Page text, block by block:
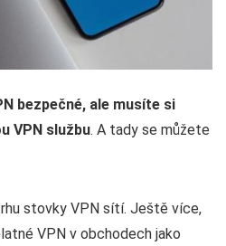
bezpečné, ale musíte si
VPN službu. A tady se můžete
stovky VPN sítí. Ještě více,
VPN v obchodech jako